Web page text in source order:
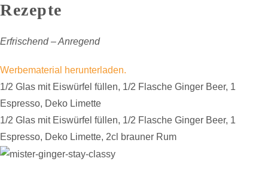
Rezepte
Erfrischend – Anregend
Werbematerial herunterladen.
1/2 Glas mit Eiswürfel füllen, 1/2 Flasche Ginger Beer, 1
Espresso, Deko Limette
1/2 Glas mit Eiswürfel füllen, 1/2 Flasche Ginger Beer, 1
Espresso, Deko Limette, 2cl brauner Rum